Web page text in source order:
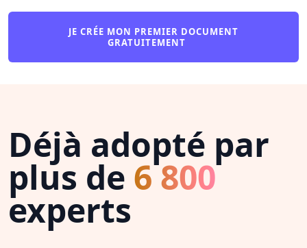
JE CRÉE MON PREMIER DOCUMENT
GRATUITEMENT
Déjà adopté par
plus de 6 800
experts